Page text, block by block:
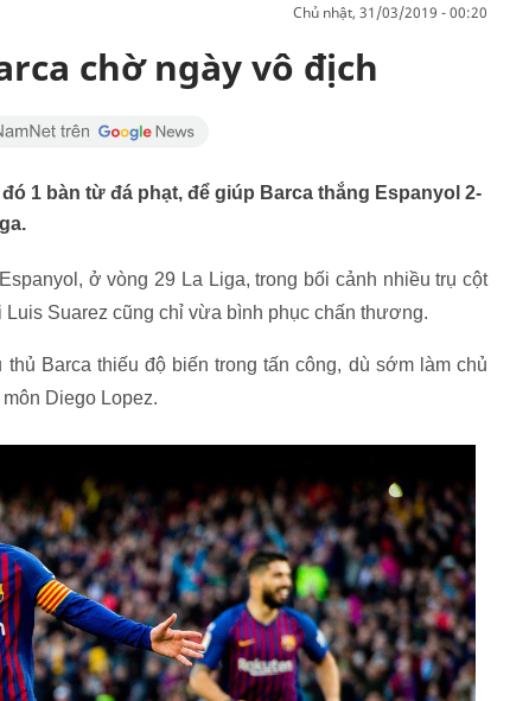
chủ nhật, 31/03/2019 - 00:20
chờ ngày vô địch
1 bàn từ đá phạt, để giúp Barca thắng Espanyol 2-
ở vòng 29 La Liga, trong bối cảnh nhiều trụ cột
Suarez cũng chỉ vừa bình phục chấn thương.
Barca thiếu độ biến trong tấn công, dù sớm làm chủ
Diego Lopez.